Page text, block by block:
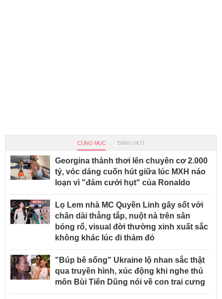
CÙNG MỤC ĐANG HOT
Georgina thảnh thơi lên chuyên cơ 2.000
tỷ, vóc dáng cuốn hút giữa lúc MXH náo
loạn vì "đám cưới hụt" của Ronaldo
Lọ Lem nhà MC Quyền Linh gây sốt với
chân dài thẳng tắp, nuột nà trên sân
bóng rổ, visual đời thường xinh xuất sắc
không khác lúc đi thảm đỏ
"Búp bê sống" Ukraine lộ nhan sắc thật
qua truyền hình, xúc động khi nghe thủ
môn Bùi Tiến Dũng nói về con trai cưng